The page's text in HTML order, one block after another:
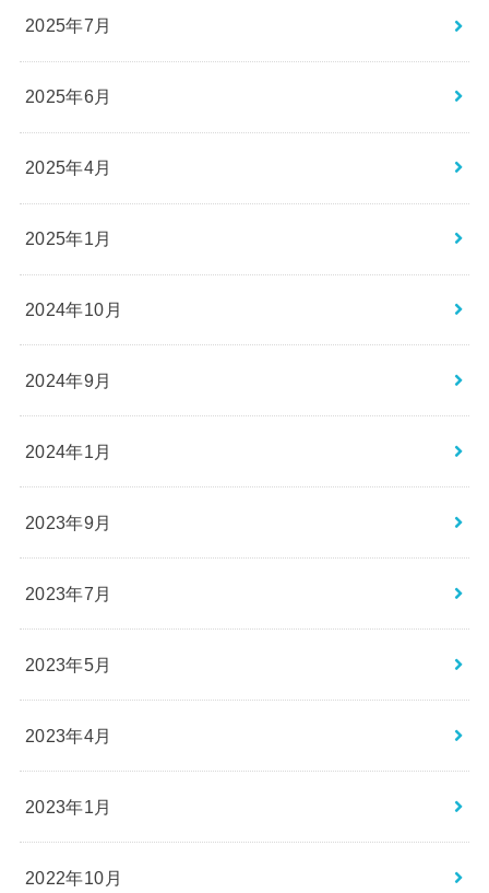
2025年7月
2025年6月
2025年4月
2025年1月
2024年10月
2024年9月
2024年1月
2023年9月
2023年7月
2023年5月
2023年4月
2023年1月
2022年10月